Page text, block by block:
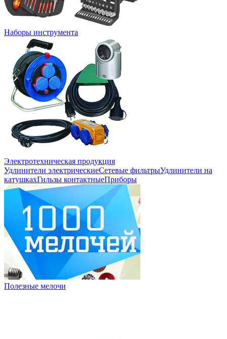
Наборы инструмента
Электротехническая продукция
Удлинители электрическиеСетевые фильтрыУдлинители на
катушкахГильзы контактныеПриборы
Полезные мелочи